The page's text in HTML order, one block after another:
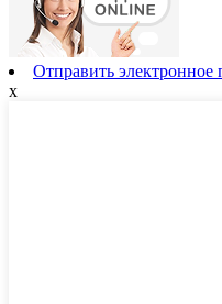
Отправить электронное
x